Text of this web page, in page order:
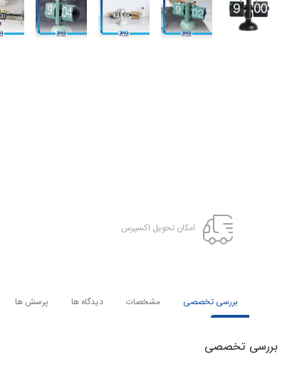
امکان تحویل اکسپرس
بررسی تخصصی مشخصات دیدگاه ها پرسش ها
بررسی تخصصی